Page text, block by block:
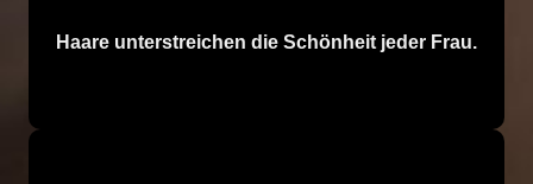
Haare unterstreichen die Schönheit jeder Frau.